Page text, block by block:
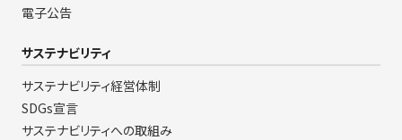
電子公告
サステナビリティ
サステナビリティ経営体制
SDGs宣言
サステナビリティへの取組み